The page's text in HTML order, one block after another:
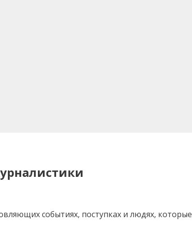
событиях, поступках и людях, которые